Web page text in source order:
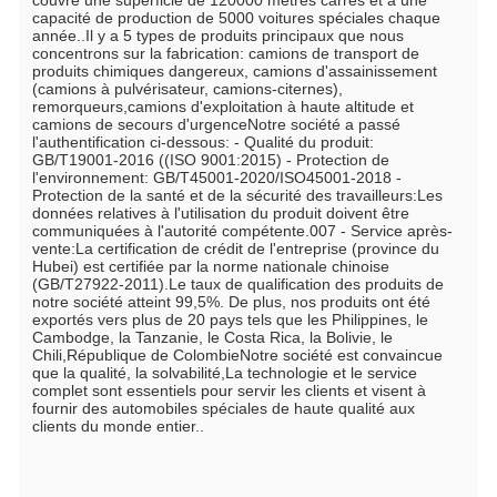
capacité de production de 5000 voitures spéciales chaque
année..Il y a 5 types de produits principaux que nous
concentrons sur la fabrication: camions de transport de
produits chimiques dangereux, camions d'assainissement
(camions à pulvérisateur, camions-citernes),
remorqueurs,camions d'exploitation à haute altitude et
camions de secours d'urgenceNotre société a passé
l'authentification ci-dessous: - Qualité du produit:
GB/T19001-2016 ((ISO 9001:2015) - Protection de
l'environnement: GB/T45001-2020/ISO45001-2018 -
Protection de la santé et de la sécurité des travailleurs:Les
données relatives à l'utilisation du produit doivent être
communiquées à l'autorité compétente.007 - Service après-
vente:La certification de crédit de l'entreprise (province du
Hubei) est certifiée par la norme nationale chinoise
(GB/T27922-2011).Le taux de qualification des produits de
notre société atteint 99,5%. De plus, nos produits ont été
exportés vers plus de 20 pays tels que les Philippines, le
Cambodge, la Tanzanie, le Costa Rica, la Bolivie, le
Chili,République de ColombieNotre société est convaincue
que la qualité, la solvabilité,La technologie et le service
complet sont essentiels pour servir les clients et visent à
fournir des automobiles spéciales de haute qualité aux
clients du monde entier..